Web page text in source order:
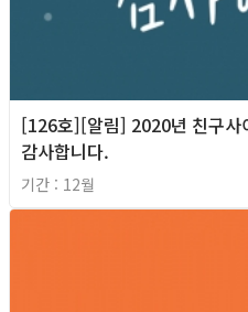
[126호][알림] 2020년 친구사
감사합니다.
기간 : 12월